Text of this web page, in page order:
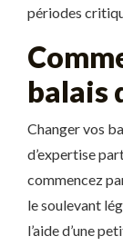
périodes
balais
Changer vos
d’expertise
commencez
le soulevant
l’aide d’une